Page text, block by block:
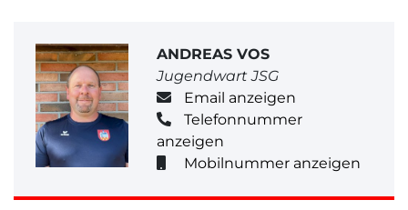
ANDREAS VOS
Jugendwart JSG
Email anzeigen
Telefonnummer
anzeigen
Mobilnummer anzeigen